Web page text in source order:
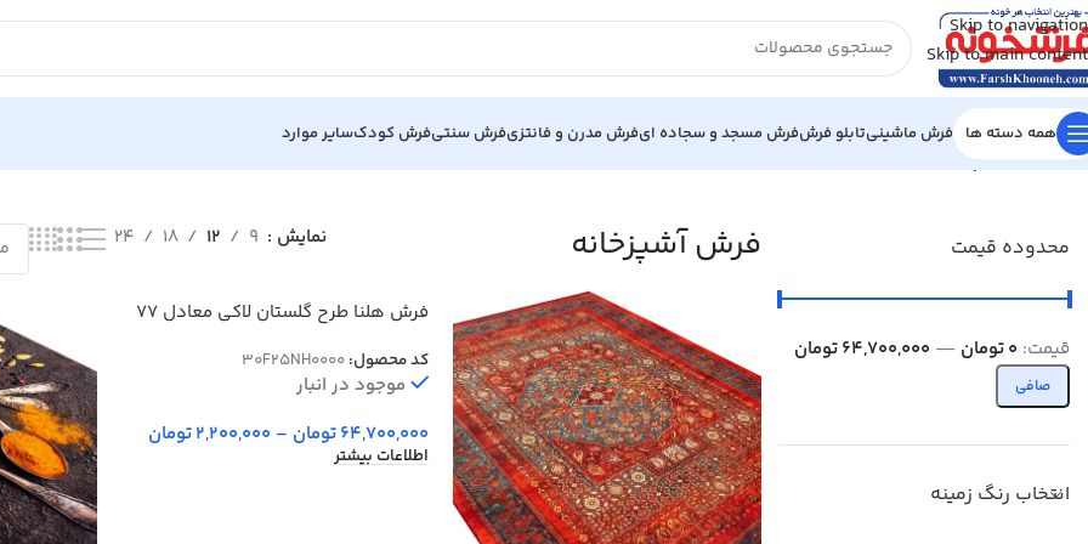
Skip to navigation
Skip to main content
همه دسته ها فرش ماشینیتابلو فرشفرش مسجد و سجاده ایفرش مدرن و فانتزیفرش سنتیفرش کودکسایر موارد
خانه/فرش آشپزخانه
محدوده قیمت
صافی
قيمت: 0 تومان — 64,700,000 تومان
انتخاب رنگ زمینه
فرش آشپزخانه نمایش 9
12
18
24
فرش هلنا طرح گلستان لاکی معادل 77
کد محصول:30F25NH0000
موجود در انبار
64,700,000تومان –
2,200,000تومان
اطلاعات بیشتر